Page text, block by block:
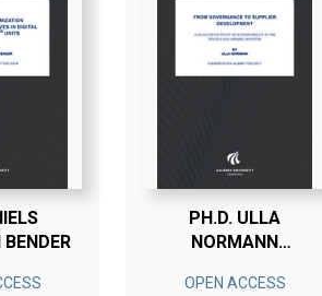
PH.D. ULLA
NORMANN
OPEN ACCESS